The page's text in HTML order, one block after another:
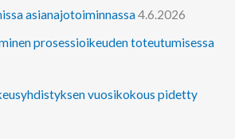
asianajotoiminnassa4.6.2026
prosessioikeuden toteutumisessa
vuosikokous pidetty